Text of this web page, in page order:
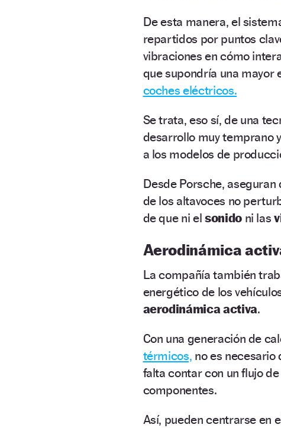
De esta manera, el
repartidos por puntos
vibraciones en cómo
que supondría una mayor
coches eléctricos.
Se trata, eso sí, de una
desarrollo muy temprano
a los modelos de
Desde Porsche,
de los altavoces no
de que ni el sonido ni las
Aerodinámica
La compañía también
energético de los
aerodinámica activa.
Con una generación de
térmicos, no es
falta contar con un flujo
componentes.
Así, pueden centrarse en